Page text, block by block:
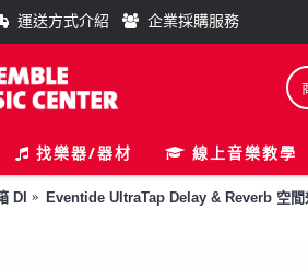
運送方式介紹 企業採購服務
找樂器/器材 線上音樂教學
DI Eventide UltraTap Delay & Reverb 空間